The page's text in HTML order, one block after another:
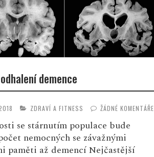
demence
ZDRAVÍ A FITNESS ŽÁDNÉ KOMENTÁŘE
se stárnutím populace bude
nemocných se závažnými
paměti až demencí Nejčastější